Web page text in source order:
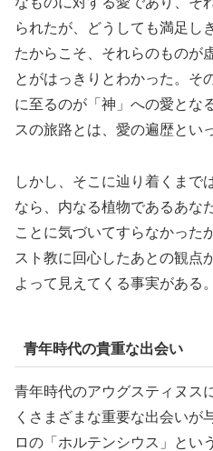
られたが、どうしても満足し
たからこそ、それらのものが
とがはっきりとわかった。そ
に至るのが「神」への愛とな
スの旅路とは、愛の遍歴とい
しかし、そこに辿り着くまで
なら、内なる植物であるあな
ことに気づいてすらなかった
スト教に回心したあとの観点
よって見えてくる事実がある。
青年時代の貴重な出会い
青年時代のアウグスティヌス
くさまざまな重要な出会いが
ロの「ホルテンシウス」とい